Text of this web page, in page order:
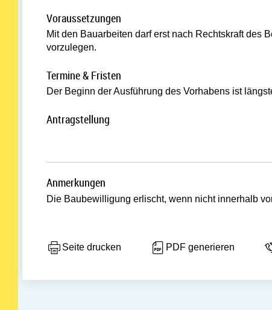
Voraussetzungen
Mit den Bauarbeiten darf erst nach Rechtskraft
vorzulegen.
Termine & Fristen
Der Beginn der Ausführung des Vorhabens ist
Antragstellung
Anmerkungen
Die Baubewilligung erlischt, wenn nicht innerhalb
Seite drucken PDF generieren